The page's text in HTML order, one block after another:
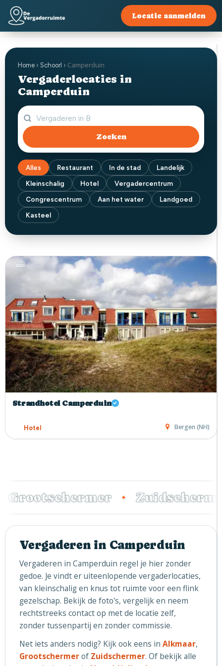
Locatie aanmelden
Home › Schoorl › Camperduin
Vergaderlocaties in
Camperduin
Zoeken
Alles Restaurant In de stad
Landelijk
Kleinschalig
Hotel
Vergadercentrum
Congrescentrum
Aan het water
Landgoed
Kasteel
Strandhotel Camperduin
Hotel Bergen (NH)
Grootschermer ✦
Vergaderen in Camperduin
Vergaderen in Camperduin regel je hier zonder
gedoe. Je vindt er uiteenlopende vergaderlocaties,
van kleinschalig en knus tot ruimte voor een flink
gezelschap. Bekijk de foto's, vergelijk en neem
rechtstreeks contact op met de locatie zelf,
zonder tussenpartij en zonder commissie.
Net iets anders nodig? Kijk ook eens in Alkmaar,
Grootschermerof Zuidschermer. Of bekijk alle